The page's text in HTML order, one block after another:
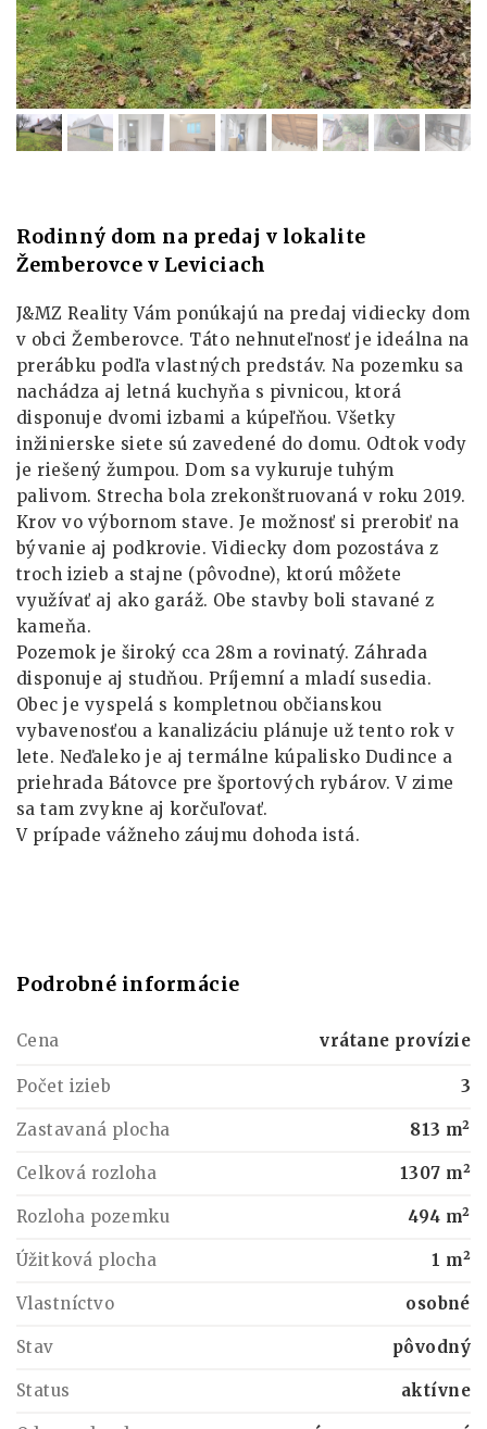
Rodinný dom na predaj v lokalite
Žemberovce v Leviciach
J&MZ Reality Vám ponúkajú na predaj vidiecky dom
v obci Žemberovce. Táto nehnuteľnosť je ideálna na
prerábku podľa vlastných predstáv. Na pozemku sa
nachádza aj letná kuchyňa s pivnicou, ktorá
disponuje dvomi izbami a kúpeľňou. Všetky
inžinierske siete sú zavedené do domu. Odtok vody
je riešený žumpou. Dom sa vykuruje tuhým
palivom. Strecha bola zrekonštruovaná v roku 2019.
Krov vo výbornom stave. Je možnosť si prerobiť na
bývanie aj podkrovie. Vidiecky dom pozostáva z
troch izieb a stajne (pôvodne), ktorú môžete
využívať aj ako garáž. Obe stavby boli stavané z
kameňa.
Pozemok je široký cca 28m a rovinatý. Záhrada
disponuje aj studňou. Príjemní a mladí susedia.
Obec je vyspelá s kompletnou občianskou
vybavenosťou a kanalizáciu plánuje už tento rok v
lete. Neďaleko je aj termálne kúpalisko Dudince a
priehrada Bátovce pre športových rybárov. V zime
sa tam zvykne aj korčuľovať.
V prípade vážneho záujmu dohoda istá.
Podrobné informácie
Cena vrátane provízie
Počet izieb 3
Zastavaná plocha 813 m²
Celková rozloha 1307 m²
Rozloha pozemku 494 m²
Úžitková plocha 1 m²
Vlastníctvo osobné
Stav pôvodný
Status aktívne